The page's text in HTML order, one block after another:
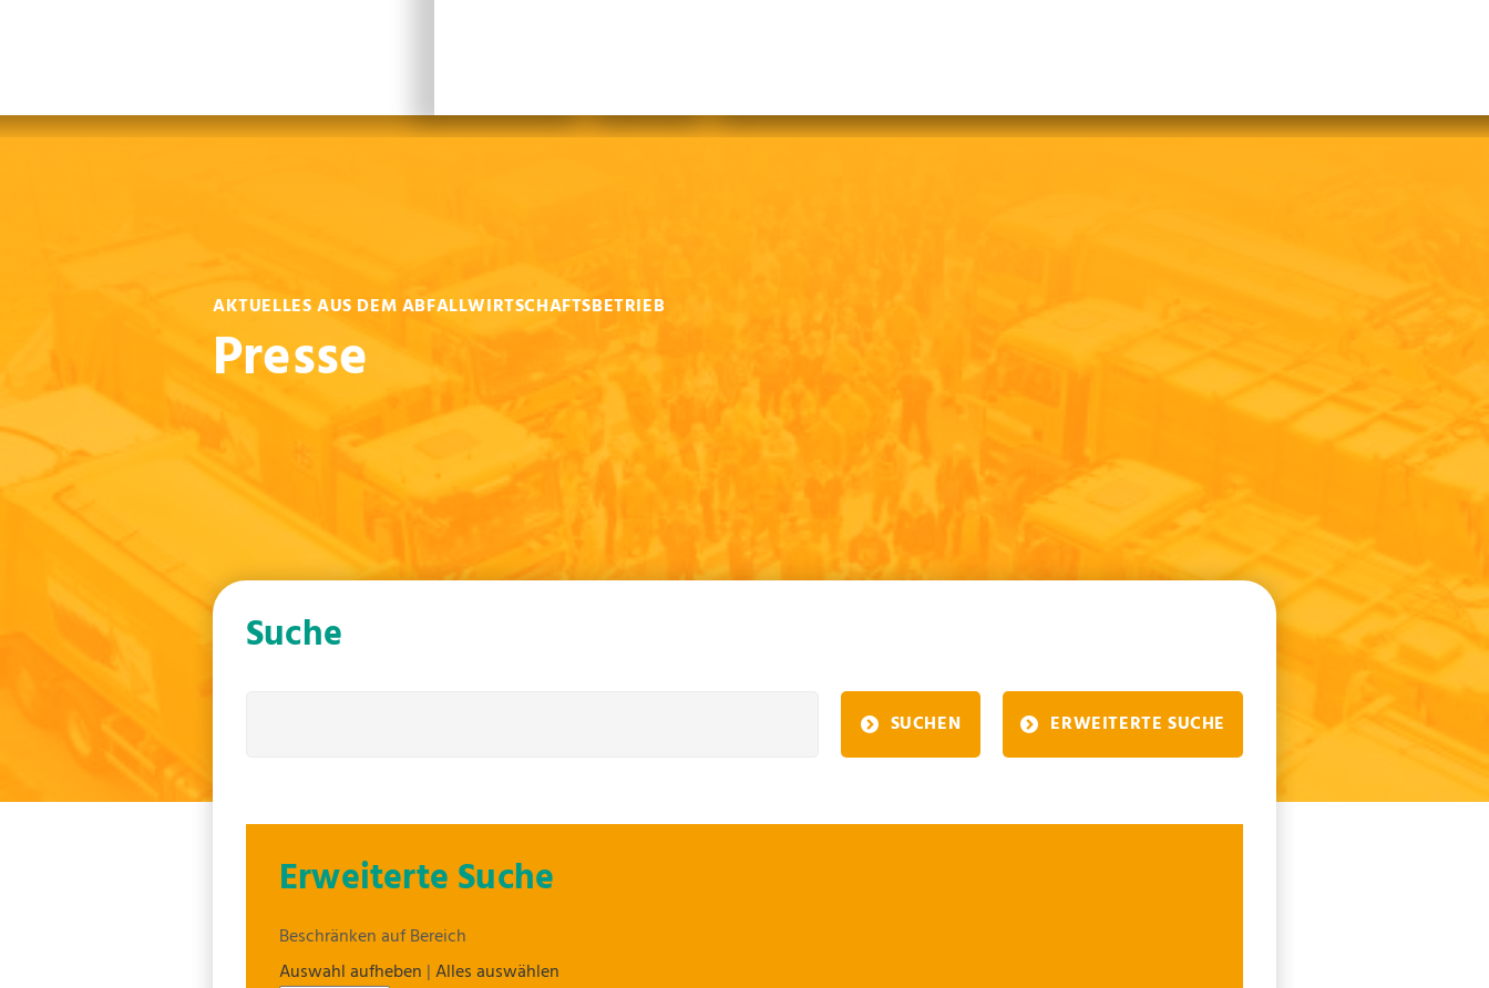
AKTUELLES AUS DEM ABFALLWIRTSCHAFTSBETRIEB
Presse
Suche
SUCHEN ERWEITERTE SUCHE
Erweiterte Suche
Beschränken auf Bereich
Auswahl aufheben |Alles auswählen